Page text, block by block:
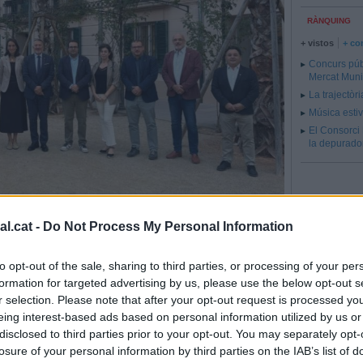
- Do Not Process My Personal Information
opt-out of the sale, sharing to third parties, or processing of your
for targeted advertising by us, please use the below opt-out
selection. Please note that after your opt-out request is processed
interest-based ads based on personal information utilized by us
to third parties prior to your opt-out. You may separately
of your personal information by third parties on the IAB’s list of
Tolrà, amb l'equip de govern i portaveus municipals.
per Can Bages
a la vila
Albert San Andrés
RÀNQUING
+ vistos +
Concurs
Mercat
La
Música
El
la